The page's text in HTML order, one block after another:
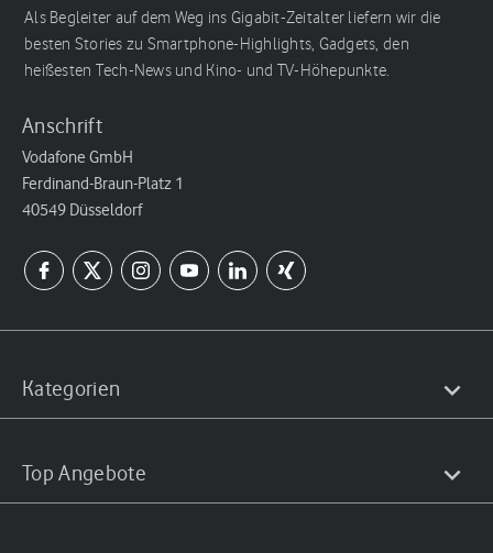
Als Begleiter auf dem Weg ins Gigabit-Zeitalter liefern wir die
besten Stories zu Smartphone-Highlights, Gadgets, den
heißesten Tech-News und Kino- und TV-Höhepunkte.
Anschrift
Vodafone GmbH
Ferdinand-Braun-Platz 1
40549 Düsseldorf
Kategorien
Top Angebote